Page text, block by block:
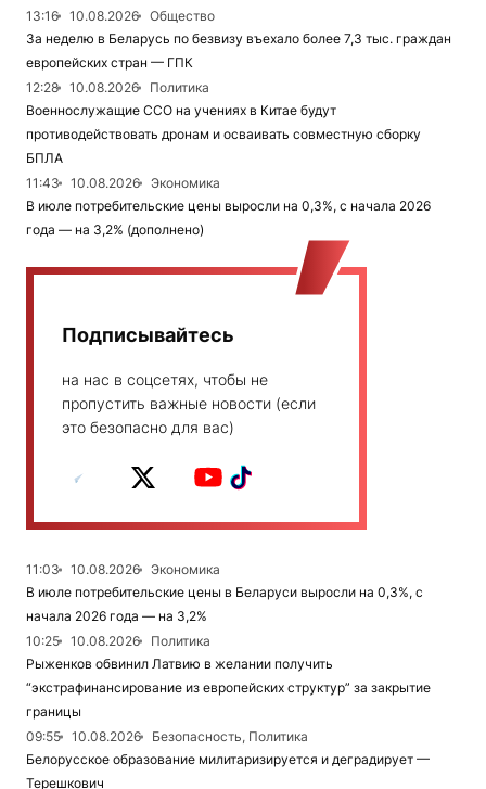
13:16
10.08.2026
Общество
За неделю в Беларусь по безвизу въехало более 7,3 тыс. граждан
европейских стран — ГПК
12:28
10.08.2026
Политика
Военнослужащие ССО на учениях в Китае будут
противодействовать дронам и осваивать совместную сборку
БПЛА
11:43
10.08.2026
Экономика
В июле потребительские цены выросли на 0,3%, с начала 2026
года — на 3,2% (дополнено)
Подписывайтесь
на нас в соцсетях, чтобы не
пропустить важные новости (если
это безопасно для вас)
11:03 10.08.2026
Экономика
В июле потребительские цены в Беларуси выросли на 0,3%, с
начала 2026 года — на 3,2%
10:25
10.08.2026
Политика
Рыженков обвинил Латвию в желании получить
“экстрафинансирование из европейских структур” за закрытие
границы
09:55
10.08.2026
Безопасность, Политика
Белорусское образование милитаризируется и деградирует —
Терешкович